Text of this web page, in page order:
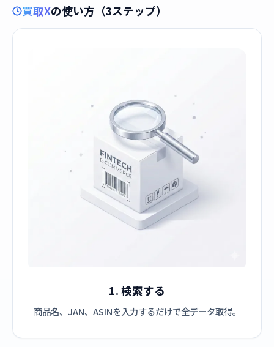
買取Xの使い方（3ステップ）
1. 検索する
商品名、JAN、ASINを入力するだけで全データ取得。